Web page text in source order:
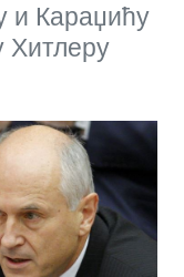
и Караџићу
Хитлеру